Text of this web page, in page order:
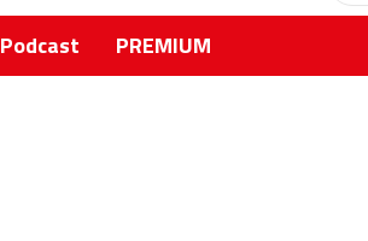
Podcast PREMIUM